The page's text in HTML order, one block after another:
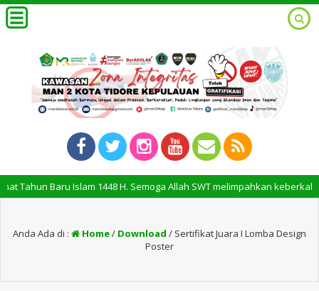
Tahun Baru Islam 1448 H. Semoga Allah SWT melimpahkan
Anda Ada di : Home/ Download / Sertifikat Juara I Lomba Design
Poster